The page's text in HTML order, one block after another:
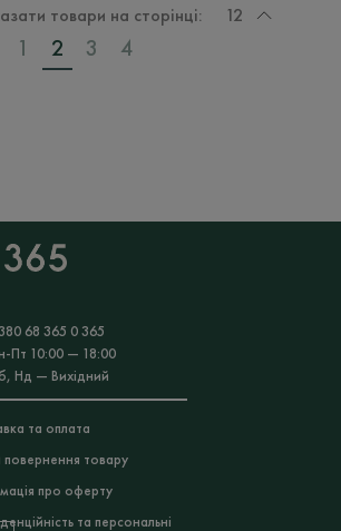
товари на сторінці: 12
1 2 3 4
68 365 0 365
Пт 10:00 — 18:00
Нд — Вихідний
та оплата
товару
про оферту
та персональні